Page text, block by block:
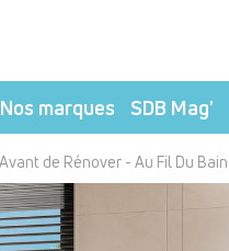
Nos marques SDB Mag'
de Rénover - Au Fil Du Bain